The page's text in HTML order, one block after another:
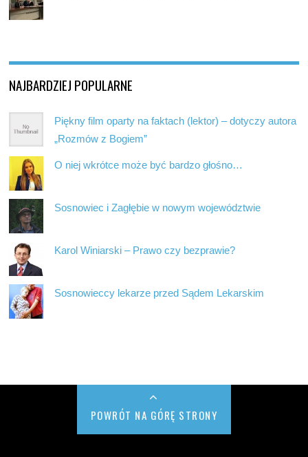
NAJBARDZIEJ POPULARNE
Piękny film oparty na faktach (lektor) – dotyczy autora
„Rozmów z Bogiem”
O niej wkrótce może być bardzo głośno…
Sosnowiec i Zagłębie w nowym województwie
Karol Winiarski – Prawo czy bezprawie?
Sosnowieccy lekarze przed Sądem Lekarskim
POWRÓT NA GÓRĘ STRONY